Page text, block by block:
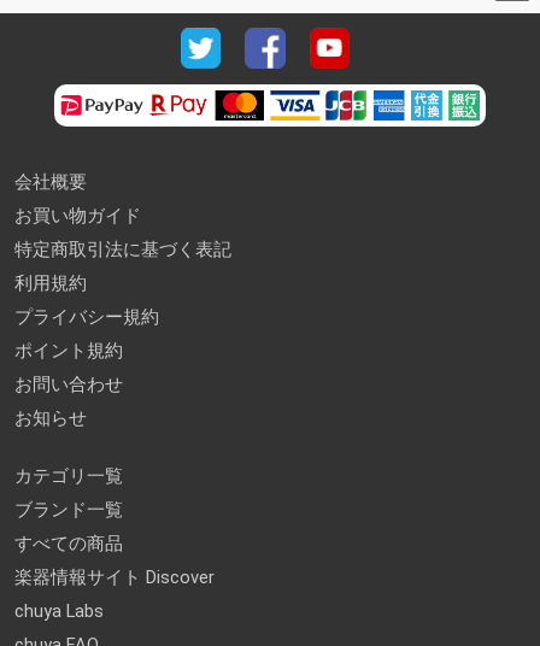
会社概要
お買い物ガイド
特定商取引法に基づく表記
利用規約
プライバシー規約
ポイント規約
お問い合わせ
お知らせ
カテゴリ一覧
ブランド一覧
すべての商品
楽器情報サイト Discover
chuya Labs